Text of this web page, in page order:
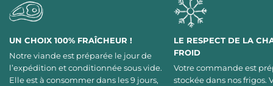
UN CHOIX 100% FRAÎCHEUR !
Notre viande est préparée le jour de
l’expédition et conditionnée sous vide.
Elle est à consommer dans les 9 jours,
LE RESPECT DE LA
FROID
Votre commande est
stockée dans nos frigos.